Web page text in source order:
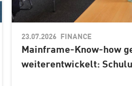
23.07.2026